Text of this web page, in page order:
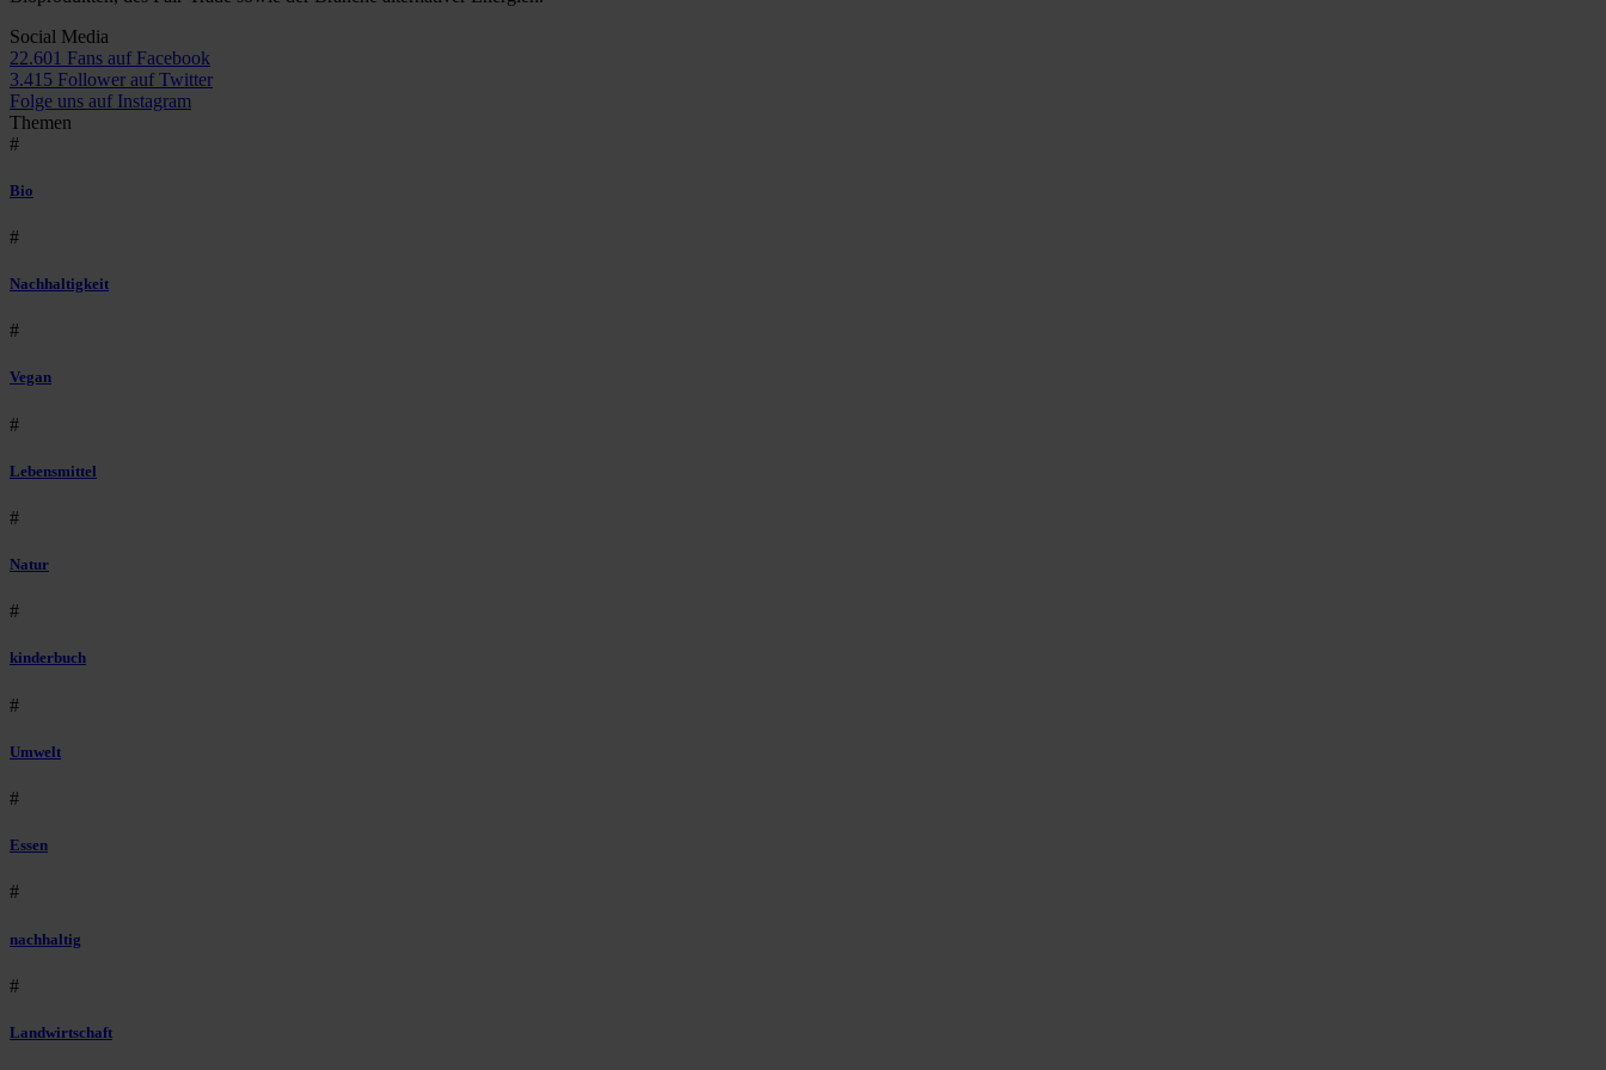
Social Media
22.601 Fans auf Facebook
3.415 Follower auf Twitter
Folge uns auf Instagram
Themen
#
Bio
#
Nachhaltigkeit
#
Vegan
#
Lebensmittel
#
Natur
#
kinderbuch
#
Umwelt
#
Essen
#
nachhaltig
#
Landwirtschaft